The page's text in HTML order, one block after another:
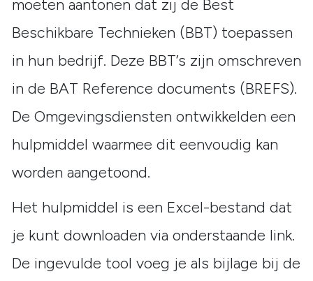
moeten aantonen dat zij de Best
Beschikbare Technieken (BBT) toepassen
in hun bedrijf. Deze BBT’s zijn omschreven
in de BAT Reference documents (BREFS).
De Omgevingsdiensten ontwikkelden een
hulpmiddel waarmee dit eenvoudig kan
worden aangetoond.
Het hulpmiddel is een Excel-bestand dat
je kunt downloaden via onderstaande link.
De ingevulde tool voeg je als bijlage bij de